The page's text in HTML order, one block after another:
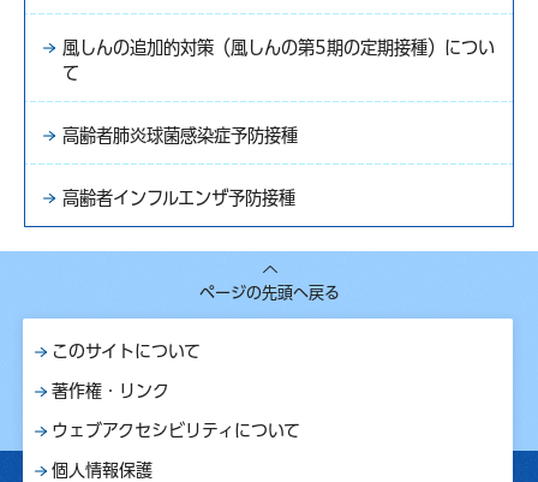
風しんの追加的対策（風しんの第5期の定期接種）につい
て
高齢者肺炎球菌感染症予防接種
高齢者インフルエンザ予防接種
ページの先頭へ戻る
このサイトについて
著作権・リンク
ウェブアクセシビリティについて
個人情報保護